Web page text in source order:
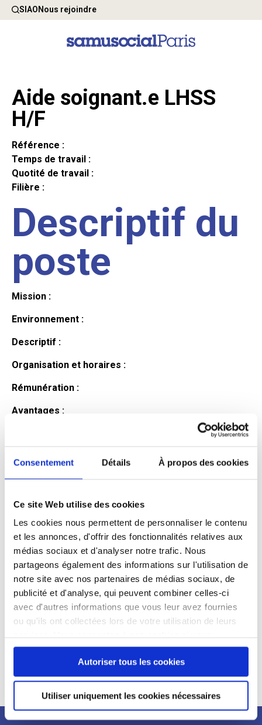
Consentement Détails À propos des cookies
Ce site Web utilise des cookies
Les cookies nous permettent de personnaliser le contenu
et les annonces, d'offrir des fonctionnalités relatives aux
médias sociaux et d'analyser notre trafic. Nous
partageons également des informations sur l'utilisation de
notre site avec nos partenaires de médias sociaux, de
publicité et d'analyse, qui peuvent combiner celles-ci
avec d'autres informations que vous leur avez fournies
ou qu'ils ont collectées lors de votre utilisation de leurs
continuez à utiliser notre site Web.
Autoriser tous les cookies
Utiliser uniquement les cookies nécessaires
SIAONous rejoindre
Aide soignant.e LHSS
H/F
Référence :
Temps de travail :
Quotité de travail :
Filière :
Descriptif du
poste
Mission :
Environnement :
Descriptif :
Organisation et horaires :
Rémunération :
Avantages :
Profil du
candidat
Qualifications et diplômes :
Profil recherché :
Expérience :
Processus
de
recrutement